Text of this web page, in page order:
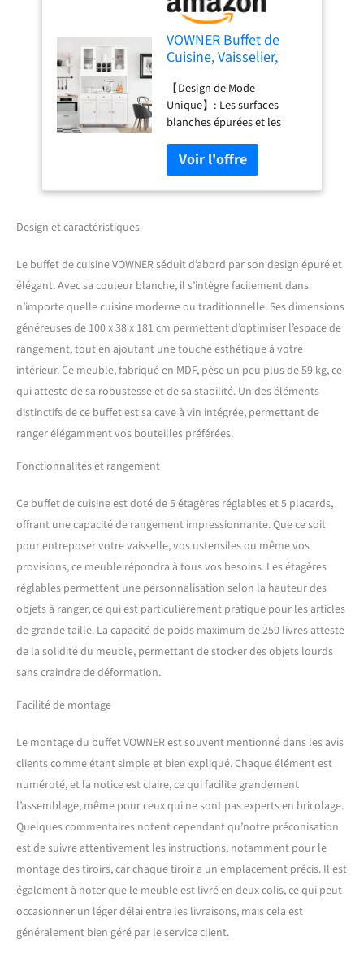
VOWNER Buffet de
Cuisine, Vaisselier,
Buffet Salon
Rangement, 5 Étagères
Réglables, 5 Placards,
100 x 38 x 181 cm, MDF
(Blanc)
【Design de Mode
Unique】: Les surfaces
blanches épurées et les
élégantes poignées dorées
créent un meuble de cuisine
autonome moderne et chic,
dégageant un air de
moderne ou rétro, ce
meuble garde-manger
s'adapte parfaitement et
reflète votre goût
extraordinaire ! 【Grand
Espace de Rangement】: Ce
meuble cuisine rangement
comprend 5 armoires à
portes et 3 tiroirs
coulissants, un plan de
travail central ouvert, cinq
besoins individuels.
【Détails des Armoires de
Rangement】: 39,3''W x
15''D x 71,2''H (100W x 38D x
181H cm), Taille du
comptoir : 38''W x 15''D,
Taille du tiroir : 11,8''W x
5,5''D ; Capacité de poids
maximum : plus de 250 lbs.
【Artisanat de Haute
imperméable pour un
nettoyage facile. la
charnière améliorée est très
flexible. 【Assemblage
Facile】: Chaque panneau
et chaque pièce sont
numérotés. Veuillez suivre
les instructions de montage
pour sélectionner les pièces
correspondantes à
assembler. Note : Le Buffet
de Cuisine complet est
expédié en 2 colis (colis A et
Design et caractéristiques
Le buffet de cuisine VOWNER séduit d’abord par son design épuré et
élégant. Avec sa couleur blanche, il s’intègre facilement dans
n’importe quelle cuisine moderne ou traditionnelle. Ses dimensions
généreuses de 100 x 38 x 181 cm permettent d’optimiser l’espace de
rangement, tout en ajoutant une touche esthétique à votre
intérieur. Ce meuble, fabriqué en MDF, pèse un peu plus de 59 kg, ce
qui atteste de sa robustesse et de sa stabilité. Un des éléments
distinctifs de ce buffet est sa cave à vin intégrée, permettant de
ranger élégamment vos bouteilles préférées.
Fonctionnalités et rangement
Ce buffet de cuisine est doté de 5 étagères réglables et 5 placards,
offrant une capacité de rangement impressionnante. Que ce soit
pour entreposer votre vaisselle, vos ustensiles ou même vos
provisions, ce meuble répondra à tous vos besoins. Les étagères
réglables permettent une personnalisation selon la hauteur des
objets à ranger, ce qui est particulièrement pratique pour les articles
de grande taille. La capacité de poids maximum de 250 livres atteste
de la solidité du meuble, permettant de stocker des objets lourds
sans craindre de déformation.
Facilité de montage
Le montage du buffet VOWNER est souvent mentionné dans les avis
clients comme étant simple et bien expliqué. Chaque élément est
numéroté, et la notice est claire, ce qui facilite grandement
l’assemblage, même pour ceux qui ne sont pas experts en bricolage.
Quelques commentaires notent cependant qu’notre préconisation
est de suivre attentivement les instructions, notamment pour le
montage des tiroirs, car chaque tiroir a un emplacement précis. Il est
également à noter que le meuble est livré en deux colis, ce qui peut
occasionner un léger délai entre les livraisons, mais cela est
généralement bien géré par le service client.